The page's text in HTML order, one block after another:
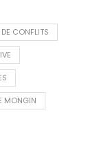
CONFLITS
MONGIN